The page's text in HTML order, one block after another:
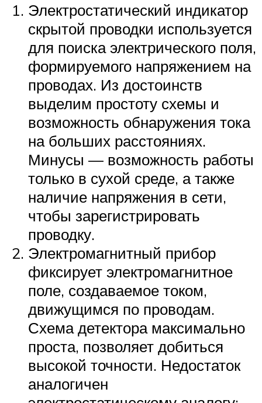
Электростатический индикатор
скрытой проводки используется
для поиска электрического поля,
формируемого напряжением на
проводах. Из достоинств
выделим простоту схемы и
возможность обнаружения тока
на больших расстояниях.
Минусы — возможность работы
только в сухой среде, а также
наличие напряжения в сети,
чтобы зарегистрировать
проводку.
Электромагнитный прибор
фиксирует электромагнитное
поле, создаваемое током,
движущимся по проводам.
Схема детектора максимально
проста, позволяет добиться
высокой точности. Недостаток
аналогичен